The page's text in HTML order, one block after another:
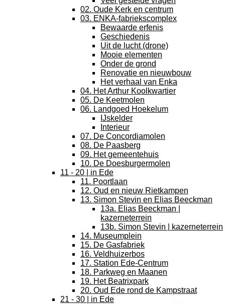
02. Oude Kerk en centrum
03. ENKA-fabriekscomplex
Bewaarde erfenis
Geschiedenis
Uit de lucht (drone)
Mooie elementen
Onder de grond
Renovatie en nieuwbouw
Het verhaal van Enka
04. Het Arthur Koolkwartier
05. De Keetmolen
06. Landgoed Hoekelum
IJskelder
Interieur
07. De Concordiamolen
08. De Paasberg
09. Het gemeentehuis
10. De Doesburgermolen
11 - 20 | in Ede
11. Poortlaan
12. Oud en nieuw Rietkampen
13. Simon Stevin en Elias Beeckman
13a. Elias Beeckman |
kazerneterrein
13b. Simon Stevin | kazerneterrein
14. Museumplein
15. De Gasfabriek
16. Veldhuizerbos
17. Station Ede-Centrum
18. Parkweg en Maanen
19. Het Beatrixpark
20. Oud Ede rond de Kampstraat
21 - 30 | in Ede